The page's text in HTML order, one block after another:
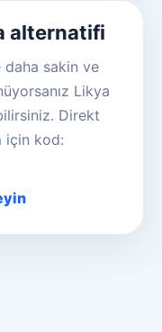
alternatifi
daha sakin ve
Likya
Direkt
için kod: